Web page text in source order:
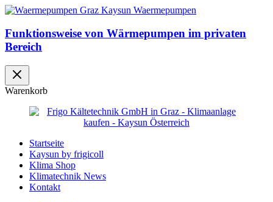
Funktionsweise von Wärmepumpen im privaten
Bereich
Warenkorb
Startseite
Kaysun by frigicoll
Klima Shop
Klimatechnik News
Kontakt